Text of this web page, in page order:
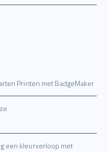
Printen met BadgeMaker
een kleurverloop met